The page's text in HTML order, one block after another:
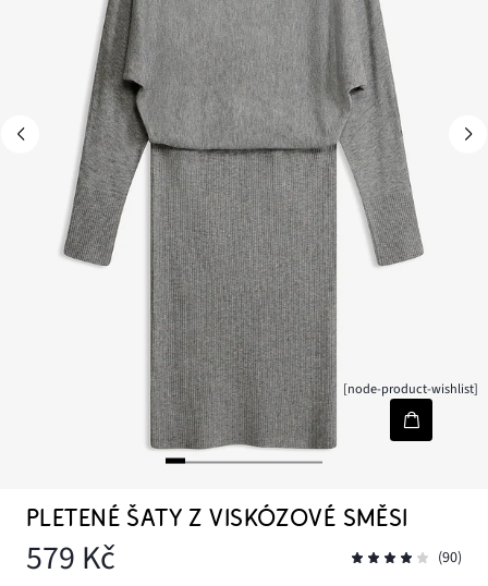
[node-product-wishlist]
PLETENÉ ŠATY Z VISKÓZOVÉ SMĚSI
579 Kč (90)